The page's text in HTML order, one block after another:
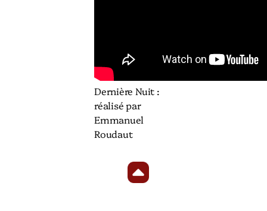
Dernière Nuit :
réalisé par
Emmanuel
Roudaut